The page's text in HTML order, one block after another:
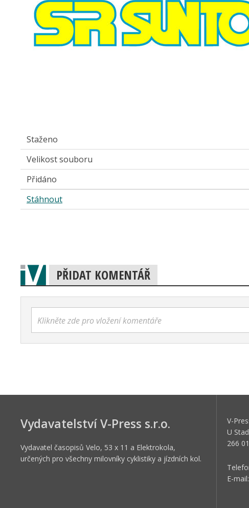
Staženo
Velikost souboru
Přidáno
Stáhnout
PŘIDAT KOMENTÁŘ
Klikněte zde pro vložení komentáře
Vydavatelství V-Press s.r.o.
Vydavatel časopisů Velo, 53 x 11 a Elektrokola,
určených pro všechny milovníky cyklistiky a jízdních kol.
V-
U
266
E-mail: